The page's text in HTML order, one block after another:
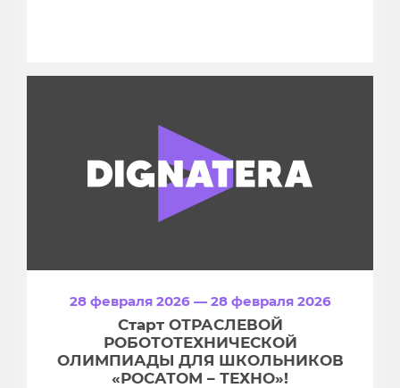
28 февраля 2026 — 28 февраля 2026
Старт ОТРАСЛЕВОЙ
РОБОТОТЕХНИЧЕСКОЙ
ОЛИМПИАДЫ ДЛЯ ШКОЛЬНИКОВ
«РОСАТОМ – ТЕХНО»!